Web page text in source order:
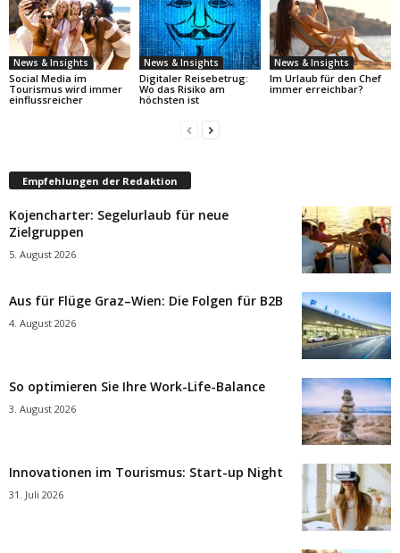
News & Insights
Social Media im
Tourismus wird immer
einflussreicher
News & Insights
Digitaler Reisebetrug:
Wo das Risiko am
höchsten ist
News & Insights
Im Urlaub für den Chef
immer erreichbar?
Empfehlungen der Redaktion
Kojencharter: Segelurlaub für neue
Zielgruppen
5. August 2026
Aus für Flüge Graz–Wien: Die Folgen für B2B
4. August 2026
So optimieren Sie Ihre Work-Life-Balance
3. August 2026
Innovationen im Tourismus: Start-up Night
31. Juli 2026